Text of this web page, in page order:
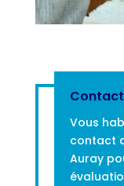
Vous
contact
Auray